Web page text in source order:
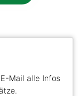
Mail alle Infos